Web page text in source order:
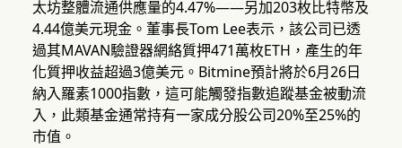
太坊整體流通供應量的4.47%——另加203枚比特幣及
4.44億美元現金。董事長Tom Lee表示，該公司已透
過其MAVAN驗證器網絡質押471萬枚ETH，產生的年
化質押收益超過3億美元。Bitmine預計將於6月26日
納入羅素1000指數，這可能觸發指數追蹤基金被動流
入，此類基金通常持有一家成分股公司20%至25%的
市值。